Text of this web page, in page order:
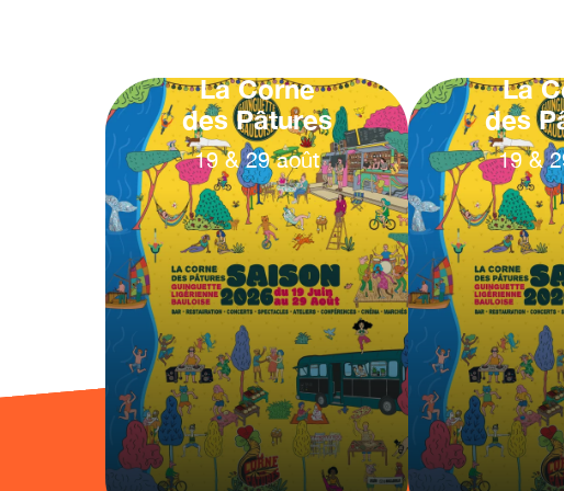
La Corne
des Pâtures
19 & 29 août
La
des
19 &